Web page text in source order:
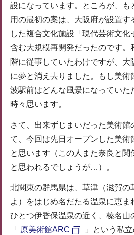
設になっています。ところが、も
用の最初の案は、大阪府が設置す
した複合文化施設「現代芸術文化
含む大規模再開発だったのです。
階に従事していたわけですが、大
に夢と消え去りました。もし美術
波駅前はどんな風景になってい
時々思います。
さて、出来ずじまいだった美術館
て、今回は先日オープンした美術
と思います（この人また奈良と関
と思われるでしょうが…）。
北関東の群馬県は、草津（滋賀の
よ）をはじめ名だたる温泉に恵
ひとつ伊香保温泉の近く、榛名山
「
原美術館ARC
」という私